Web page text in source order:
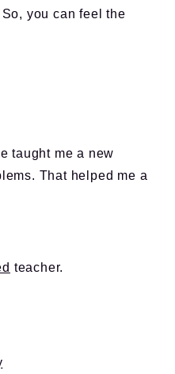
you can feel the
taught me a new
That helped me a
teacher.